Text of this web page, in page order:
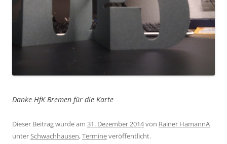
Danke HfK Bremen für die Karte
Dieser Beitrag wurde am 31. Dezember 2014von Rainer HamannA
unterSchwachhausen,Termineveröffentlicht.